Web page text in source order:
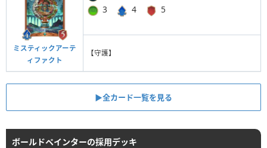
ミスティックアーテ
ィファクト
3 4 5
【守護】
▶︎全カード一覧を見る
ボールドペインターの採用デッキ